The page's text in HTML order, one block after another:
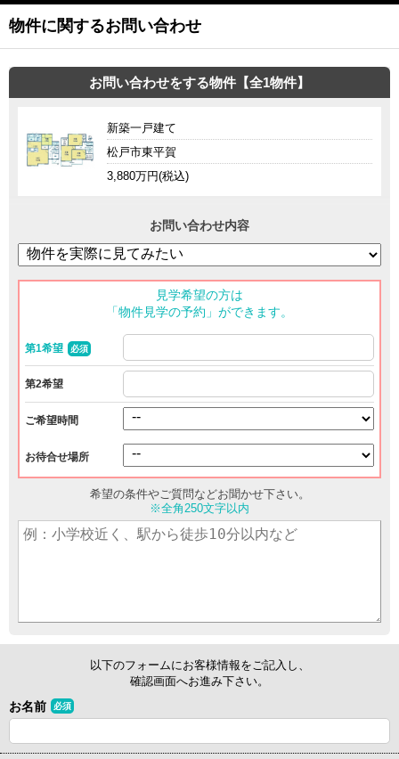
物件に関するお問い合わせ
お問い合わせをする物件【全1物件】
新築一戸建て
松戸市東平賀
3,880万円(税込)
お問い合わせ内容
見学希望の方は
「物件見学の予約」ができます。
第1希望 必須
第2希望
ご希望時間
お待合せ場所
希望の条件やご質問などお聞かせ下さい。
※全角250文字以内
以下のフォームにお客様情報をご記入し、
確認画面へお進み下さい。
お名前 必須